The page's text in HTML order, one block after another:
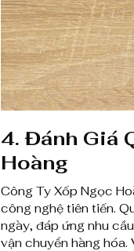
4. Đánh Giá
Hoàng
Công Ty Xốp Ngọc
công nghệ tiên tiến.
ngày, đáp ứng nhu
vận chuyển hàng